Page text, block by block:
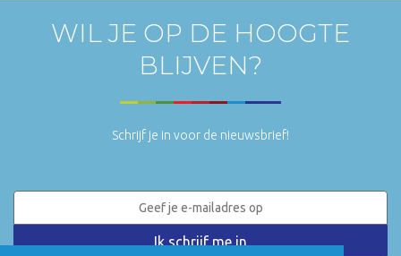
WIL JE OP DE HOOGTE
BLIJVEN?
Schrijf je in voor de nieuwsbrief!